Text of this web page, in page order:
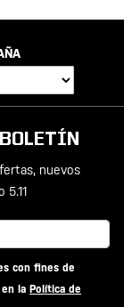
nuevos
con fines de
la Política de